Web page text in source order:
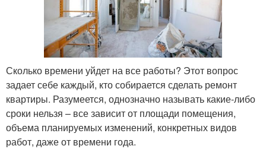
Сколько времени уйдет на все работы? Этот вопрос
задает себе каждый, кто собирается сделать ремонт
квартиры. Разумеется, однозначно называть какие-либо
сроки нельзя – все зависит от площади помещения,
объема планируемых изменений, конкретных видов
работ, даже от времени года.